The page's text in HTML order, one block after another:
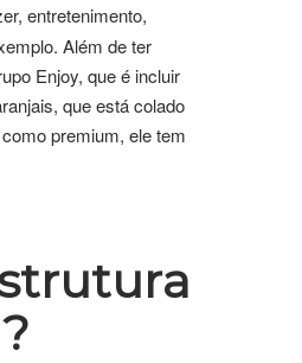
entretenimento,
Além de ter
Enjoy, que é incluir
que está colado
premium, ele tem